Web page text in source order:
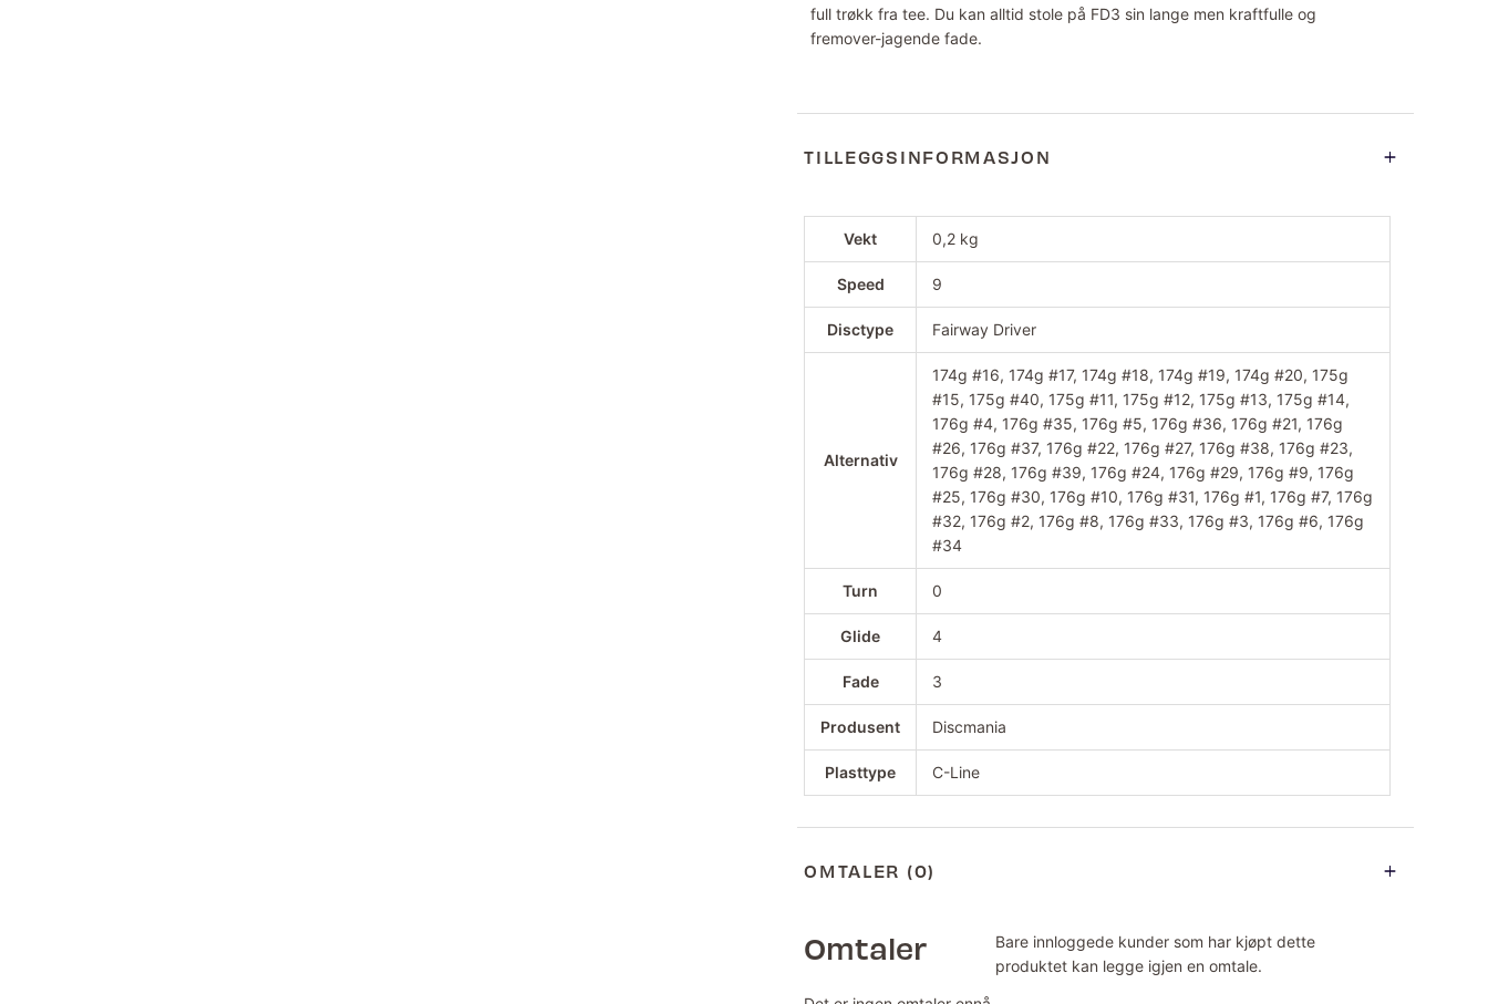
full trøkk fra tee. Du kan alltid stole på FD3 sin lange men kraftfulle og
fremover-jagende fade.
TILLEGGSINFORMASJON
Vekt 0,2 kg
Speed 9
Disctype Fairway Driver
Alternativ
174g #16, 174g #17, 174g #18, 174g #19, 174g #20, 175g
#15, 175g #40, 175g #11, 175g #12, 175g #13, 175g #14,
176g #4, 176g #35, 176g #5, 176g #36, 176g #21, 176g
#26, 176g #37, 176g #22, 176g #27, 176g #38, 176g #23,
176g #28, 176g #39, 176g #24, 176g #29, 176g #9, 176g
#25, 176g #30, 176g #10, 176g #31, 176g #1, 176g #7, 176g
#32, 176g #2, 176g #8, 176g #33, 176g #3, 176g #6, 176g
#34
Turn 0
Glide 4
Fade 3
Produsent Discmania
Plasttype C-Line
OMTALER (0)
Omtaler
Bare innloggede kunder som har kjøpt dette
produktet kan legge igjen en omtale.